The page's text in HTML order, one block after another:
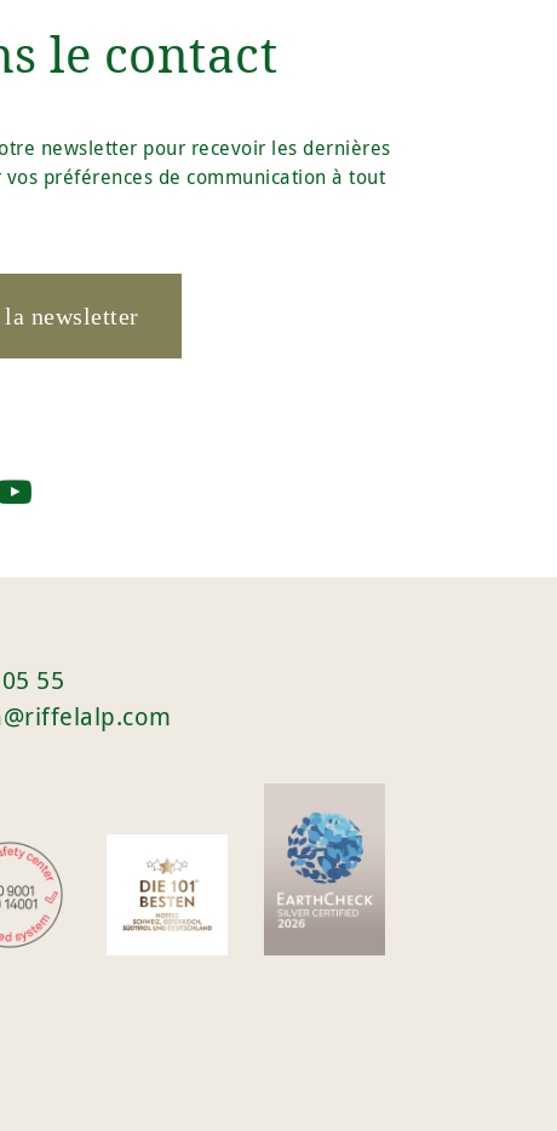
le contact
newsletter pour recevoir les dernières
préférences de communication à tout
la newsletter
55